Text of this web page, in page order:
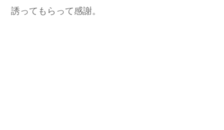
誘ってもらって感謝。